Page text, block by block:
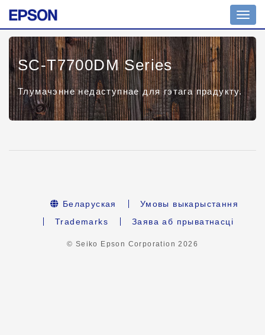
SC-T7700DM Series
Тлумачэнне недаступнае для гэтага прадукту.
Беларуская
Умовы выкарыстання
Trademarks
Заява аб прыватнасці
© Seiko Epson Corporation2026